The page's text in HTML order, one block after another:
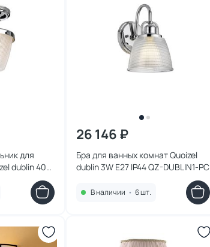
для
dublin 40W
26 146 ₽
Бра для ванных комнат Quoizel
dublin 3W E27 IP44 QZ-DUBLIN1-PC
В наличии • 6 шт.